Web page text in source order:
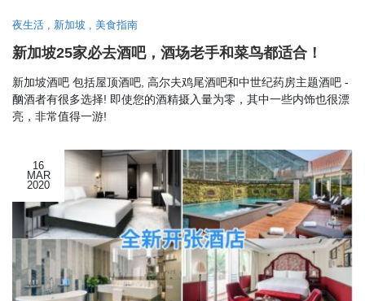
夜生活 , 新加坡 , 美食指南
新加坡25家必去酒吧，酒场老手和菜鸟都适合！
新加坡酒吧 包括屋顶酒吧, 高尔夫鸡尾酒吧和中世纪药房主题酒吧 -
酗酒者有很多选择! 即使您的酒精摄入量为零，其中一些内饰也很漂
亮，非常值得一游!
16
MAR
2020